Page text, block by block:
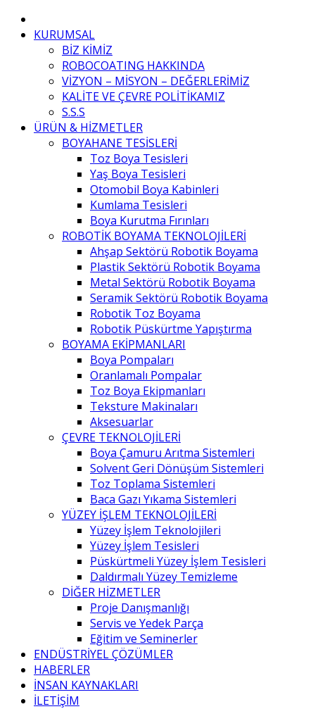
KURUMSAL
BİZ KİMİZ
ROBOCOATING HAKKINDA
VİZYON – MİSYON – DEĞERLERİMİZ
KALİTE VE ÇEVRE POLİTİKAMIZ
S.S.S
ÜRÜN & HİZMETLER
BOYAHANE TESİSLERİ
Toz Boya Tesisleri
Yaş Boya Tesisleri
Otomobil Boya Kabinleri
Kumlama Tesisleri
Boya Kurutma Fırınları
ROBOTİK BOYAMA TEKNOLOJİLERİ
Ahşap Sektörü Robotik Boyama
Plastik Sektörü Robotik Boyama
Metal Sektörü Robotik Boyama
Seramik Sektörü Robotik Boyama
Robotik Toz Boyama
Robotik Püskürtme Yapıştırma
BOYAMA EKİPMANLARI
Boya Pompaları
Oranlamalı Pompalar
Toz Boya Ekipmanları
Teksture Makinaları
Aksesuarlar
ÇEVRE TEKNOLOJİLERİ
Boya Çamuru Arıtma Sistemleri
Solvent Geri Dönüşüm Sistemleri
Toz Toplama Sistemleri
Baca Gazı Yıkama Sistemleri
YÜZEY İŞLEM TEKNOLOJİLERİ
Yüzey İşlem Teknolojileri
Yüzey İşlem Tesisleri
Püskürtmeli Yüzey İşlem Tesisleri
Daldırmalı Yüzey Temizleme
DİĞER HİZMETLER
Proje Danışmanlığı
Servis ve Yedek Parça
Eğitim ve Seminerler
ENDÜSTRİYEL ÇÖZÜMLER
HABERLER
İNSAN KAYNAKLARI
İLETİŞİM